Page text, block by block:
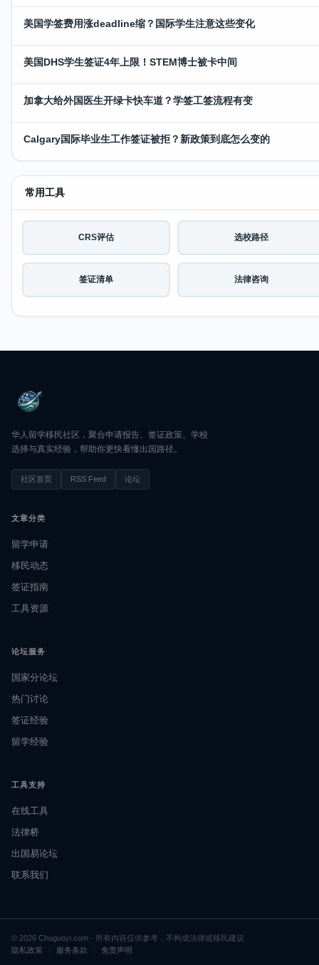
美国学签费用涨deadline缩？国际学生注意这些变化
美国DHS学生签证4年上限！STEM博士被卡中间
加拿大给外国医生开绿卡快车道？学签工签流程有变
Calgary国际毕业生工作签证被拒？新政策到底怎么变的
常用工具
CRS评估 选校路径
签证清单 法律咨询
华人留学移民社区，聚合申请报告、签证政策、学校
选择与真实经验，帮助你更快看懂出国路径。
社区首页 RSS Feed 论坛
文章分类
留学申请
移民动态
签证指南
工具资源
论坛服务
国家分论坛
热门讨论
签证经验
留学经验
工具支持
在线工具
法律桥
出国易论坛
联系我们
© 2026 Chuguoyi.com · 所有内容仅供参考，不构成法律或移民建议
隐私政策
服务条款 免责声明